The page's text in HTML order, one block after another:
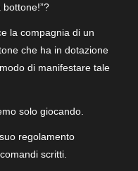
bottone!”?
la compagnia di un
che ha in dotazione
di manifestare tale
solo giocando.
regolamento
scritti.